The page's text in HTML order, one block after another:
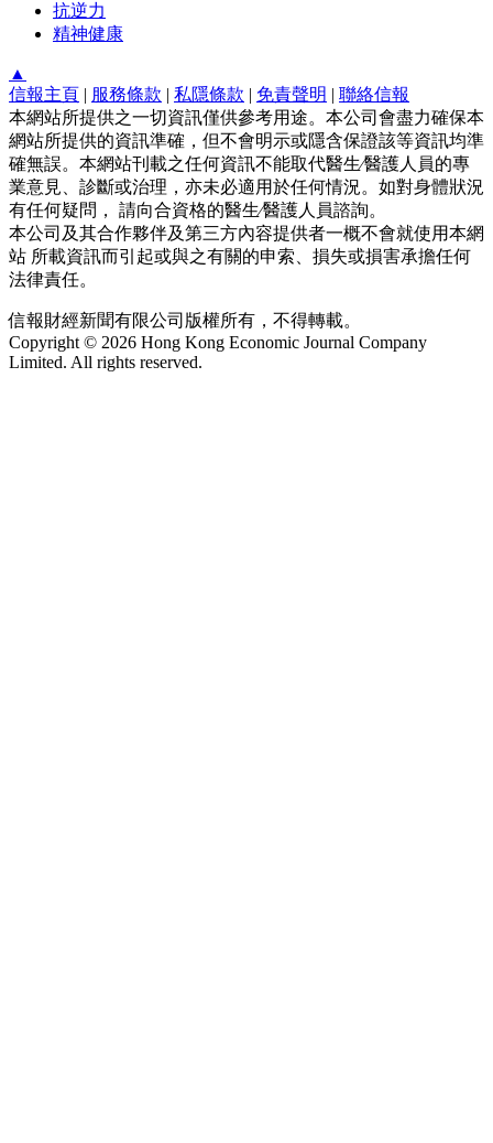
抗逆力
精神健康
▲
信報主頁 | 服務條款 | 私隱條款 | 免責聲明 | 聯絡信報
本網站所提供之一切資訊僅供參考用途。本公司會盡力確保本
網站所提供的資訊準確，但不會明示或隱含保證該等資訊均準
確無誤。本網站刊載之任何資訊不能取代醫生∕醫護人員的專
業意見、診斷或治理，亦未必適用於任何情況。如對身體狀況
有任何疑問， 請向合資格的醫生∕醫護人員諮詢。
本公司及其合作夥伴及第三方內容提供者一概不會就使用本網
站 所載資訊而引起或與之有關的申索、損失或損害承擔任何
法律責任。
信報財經新聞有限公司版權所有，不得轉載。
Copyright © 2026 Hong Kong Economic Journal Company
Limited. All rights reserved.